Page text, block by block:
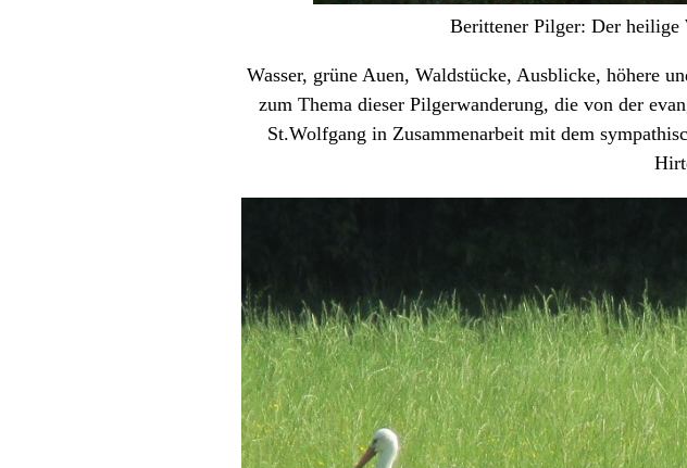
Berittener Pilger: Der
Wasser, grüne Auen, Waldstücke, Ausblicke, höhere
zum Thema dieser Pilgerwanderung, die von der
St.Wolfgang in Zusammenarbeit mit dem